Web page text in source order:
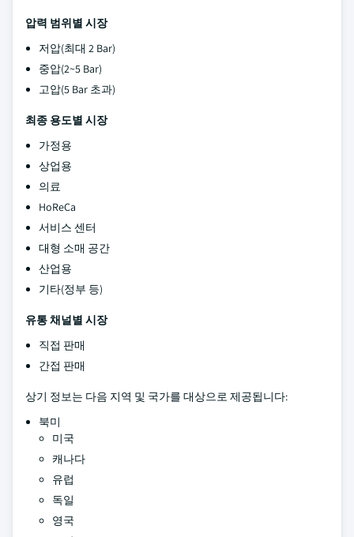
압력 범위별 시장
저압(최대 2 Bar)
중압(2~5 Bar)
고압(5 Bar 초과)
최종 용도별 시장
가정용
상업용
의료
HoReCa
서비스 센터
대형 소매 공간
산업용
기타(정부 등)
유통 채널별 시장
직접 판매
간접 판매
상기 정보는 다음 지역 및 국가를 대상으로 제공됩니다:
북미
미국
캐나다
유럽
독일
영국